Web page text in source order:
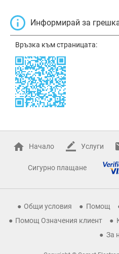
Информирай за
Връзка към страницата:
Начало Услуги
Сигурно плащане
Общи условия Помощ
Помощ Означения клиент
За